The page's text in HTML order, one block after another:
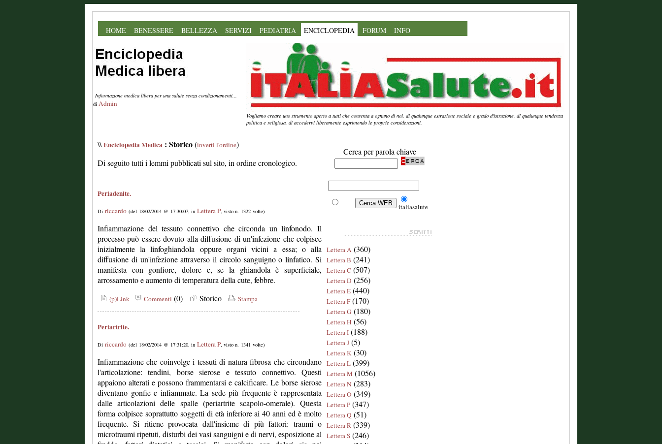
HOME BENESSERE BELLEZZA SERVIZI PEDIATRIA ENCICLOPEDIA FORUM INFO
Informazione medica libera per una salute senza condizionamenti...
di Admin
Vogliamo creare uno strumento aperto a tutti che consenta a ognuno di noi, di qualunque estrazione sociale e grado d'istruzione, di qualunque tendenza
politica e religiosa, di accedervi liberamente esprimendo le proprie considerazioni.
\\Enciclopedia Medica : Storico(inverti l'ordine)
Di seguito tutti i lemmi pubblicati sul sito, in ordine cronologico.
Periadenite.
Di riccardo (del 18/02/2014 @ 17:30:07, in Lettera P, visto n. 1322 volte)
Infiammazione del tessuto connettivo che circonda un linfonodo. Il
processo può essere dovuto alla diffusione di un'infezione che colpisce
inizialmente la linfoghiandola oppure organi vicini a essa; o alla
diffusione di un'infezione attraverso il circolo sanguigno o linfatico. Si
manifesta con gonfiore, dolore e, se la ghiandola è superficiale,
arrossamento e aumento di temperatura della cute, febbre.
(p)Link Commenti (0) Storico Stampa
Periartrite.
Di riccardo (del 18/02/2014 @ 17:31:20, in Lettera P, visto n. 1341 volte)
Infiammazione che coinvolge i tessuti di natura fibrosa che circondano
l'articolazione: tendini, borse sierose e tessuto connettivo. Questi
appaiono alterati e possono frammentarsi e calcificare. Le borse sierose
diventano gonfie e infiammate. La sede più frequente è rappresentata
dalle articolazioni delle spalle (periartrite scapolo-omerale). Questa
forma colpisce soprattutto soggetti di età inferiore ai 40 anni ed è molto
frequente. Si ritiene provocata dall'insieme di più fattori: traumi o
microtraumi ripetuti, disturbi dei vasi sanguigni e di nervi, esposizione al
Cerca per parola chiave
italiasalute
Lettera A (360)
Lettera B (241)
Lettera C (507)
Lettera D (256)
Lettera E (440)
Lettera F(170)
Lettera G (180)
Lettera H (56)
Lettera I (188)
Lettera J (5)
Lettera K (30)
Lettera L (399)
Lettera M (1056)
Lettera N (283)
Lettera O (349)
Lettera P(347)
Lettera Q (51)
Lettera R (339)
Lettera S (246)